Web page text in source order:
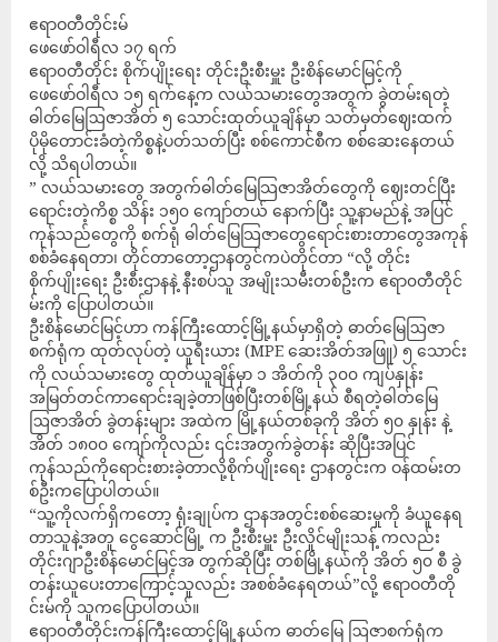
ဧရာဝတီတိုင်းမ်
ဖေဖော်ဝါရီလ ၁၇ ရက်
ဧရာ၀တီတိုင်း စိုက်ပျိုးရေး တိုင်းဦးစီးမှူး ဦးစိန်မောင်မြင့်ကို
ဖေဖော်ဝါရီလ ၁၅ ရက်နေ့က လယ်သမားတွေအတွက် ခွဲတမ်းရတဲ့
ဓါတ်မြေဩဇာအိတ် ၅ သောင်းထုတ်ယူချိန်မှာ သတ်မှတ်ဈေးထက်
ပိုမိုတောင်းခံတဲ့ကိစ္စနဲ့ပတ်သတ်ပြီး စစ်ကောင်စီက စစ်ဆေးနေတယ်
လို့ သိရပါတယ်။
” လယ်သမားတွေ အတွက်ဓါတ်မြေသြဇာအိတ်တွေကို ဈေးတင်ပြီး
ရောင်းတဲ့ကိစ္စ သိန်း ၁၅၀ ကျော်တယ် နောက်ပြီး သူ့နာမည်နဲ့ အပြင်
ကုန်သည်တွေကို စက်ရုံ ဓါတ်မြေသြဇာတွေရောင်းစားတာတွေအကုန်
စစ်ခံနေရတာ၊ တိုင်တာတော့ဌာနတွင်ကပဲတိုင်တာ “လို့ တိုင်း
စိုက်ပျိုးရေး ဦးစီးဌာနနဲ့ နီးစပ်သူ အမျိုးသမီးတစ်ဦးက ဧရာ၀တီတိုင်
မ်းကို ပြောပါတယ်။
ဦးစိန်မောင်မြင့်ဟာ ကန်ကြီးထောင့်မြို့နယ်မှာရှိတဲ့ ဓာတ်မြေဩဇာ
စက်ရုံက ထုတ်လုပ်တဲ့ ယူရီးယား (MPE ဆေးအိတ်အဖြူ) ၅ သောင်း
ကို လယ်သမားတွေ ထုတ်ယူချိန်မှာ ၁ အိတ်ကို ၃၀၀ ကျပ်နှုန်း
အမြတ်တင်ကာရောင်းချခဲ့တာဖြစ်ပြီးတစ်မြို့နယ် စီရတဲ့ဓါတ်မြေ
ဩဇာအိတ် ခွဲတန်းများ အထဲက မြို့နယ်တစ်ခုကို အိတ် ၅၀ နှုန်း နဲ့
အိတ် ၁၈၀၀ ကျော်ကိုလည်း ၎င်းအတွက်ခွဲတန်း ဆိုပြီးအပြင်
ကုန်သည်ကိုရောင်းစားခဲ့တာလို့စိုက်ပျိုးရေး ဌာနတွင်းက ဝန်ထမ်းတ
စ်ဦးကပြောပါတယ်။
“သူ့ကိုလက်ရှိကတော့ ရုံးချုပ်က ဌာနအတွင်းစစ်ဆေးမှုကို ခံယူနေရ
တာသူနဲ့အတူ ငွေဆောင်မြို့ က ဦးစီးမှူး ဦးလှိုင်မျိုးသန့် ကလည်း
တိုင်းဂျာဦးစိန်မောင်မြင့်အ တွက်ဆိုပြီး တစ်မြို့နယ်ကို အိတ် ၅၀ စီ ခွဲ
တန်းယူပေးတာကြောင့်သူလည်း အစစ်ခံနေရတယ်”လို့ ဧရာဝတီတို
င်းမ်ကို သူကပြောပါတယ်။
ဧရာ၀တီတိုင်းကန်ကြီးထောင့်မြို့နယ်က ဓာတ်မြေ ဩဇာစက်ရုံက